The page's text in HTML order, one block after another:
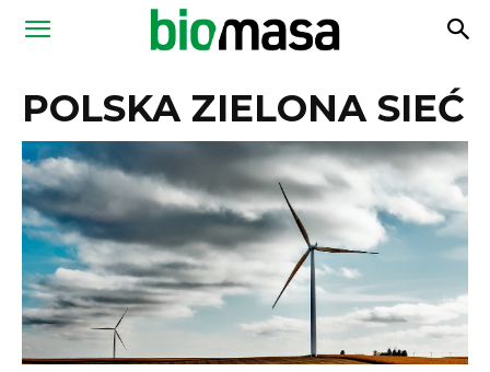
Magazyn
POLSKA ZIELONA SIEĆ